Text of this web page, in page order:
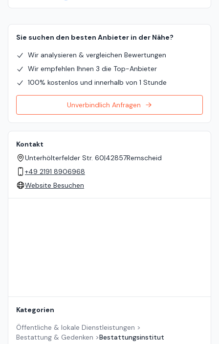
Sie suchen den besten Anbieter in der Nähe?
Wir analysieren & vergleichen Bewertungen
Wir empfehlen Ihnen 3 die Top-Anbieter
100% kostenlos und innerhalb von 1 Stunde
Unverbindlich Anfragen
Kontakt
Unterhölterfelder Str. 60|42857Remscheid
+49 2191 8906968
Website Besuchen
Kategorien
Öffentliche & lokale Dienstleistungen >
Bestattung & Gedenken >Bestattungsinstitut